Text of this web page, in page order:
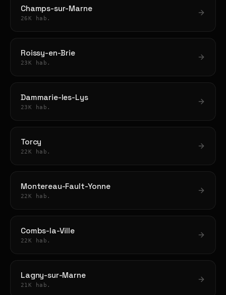
Champs-sur-Marne
26K hab.
Roissy-en-Brie
23K hab.
Dammarie-les-Lys
23K hab.
Torcy
22K hab.
Montereau-Fault-Yonne
22K hab.
Combs-la-Ville
22K hab.
Lagny-sur-Marne
21K hab.